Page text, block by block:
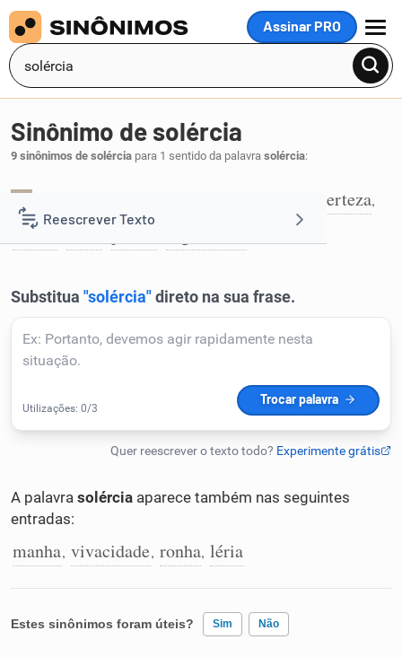
Assinar PRO
MENU
Reescrever Texto
Corrigir Texto
Detector de IA
Cata-letras
Caça-palavras
Sinônimo de solércia
9 sinônimos de solércia para 1 sentido da palavra solércia:
esperteza,
finura
A palavra solércia aparece também nas seguintes
entradas:
manha, vivacidade, ronha, léria
Estes sinônimos foram úteis? Sim Não